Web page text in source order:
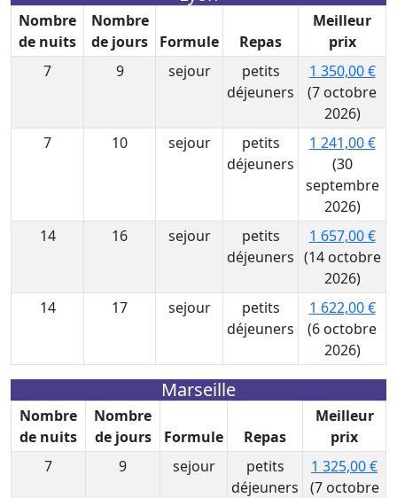
Nombre
de nuits
Nombre
de jours
Formule Repas
Meilleur
prix
7
9 sejour
petits
déjeuners
1 350,00 €
(7 octobre
2026)
7
10 sejour
petits
déjeuners
1 241,00 €
(30
septembre
2026)
14
16 sejour
petits
déjeuners
1 657,00 €
(14 octobre
2026)
14
17 sejour
petits
déjeuners
1 622,00 €
(6 octobre
2026)
Marseille
Nombre
de nuits
Nombre
de jours
Formule Repas
Meilleur
prix
7
9 sejour
petits
déjeuners
1 325,00 €
(7 octobre